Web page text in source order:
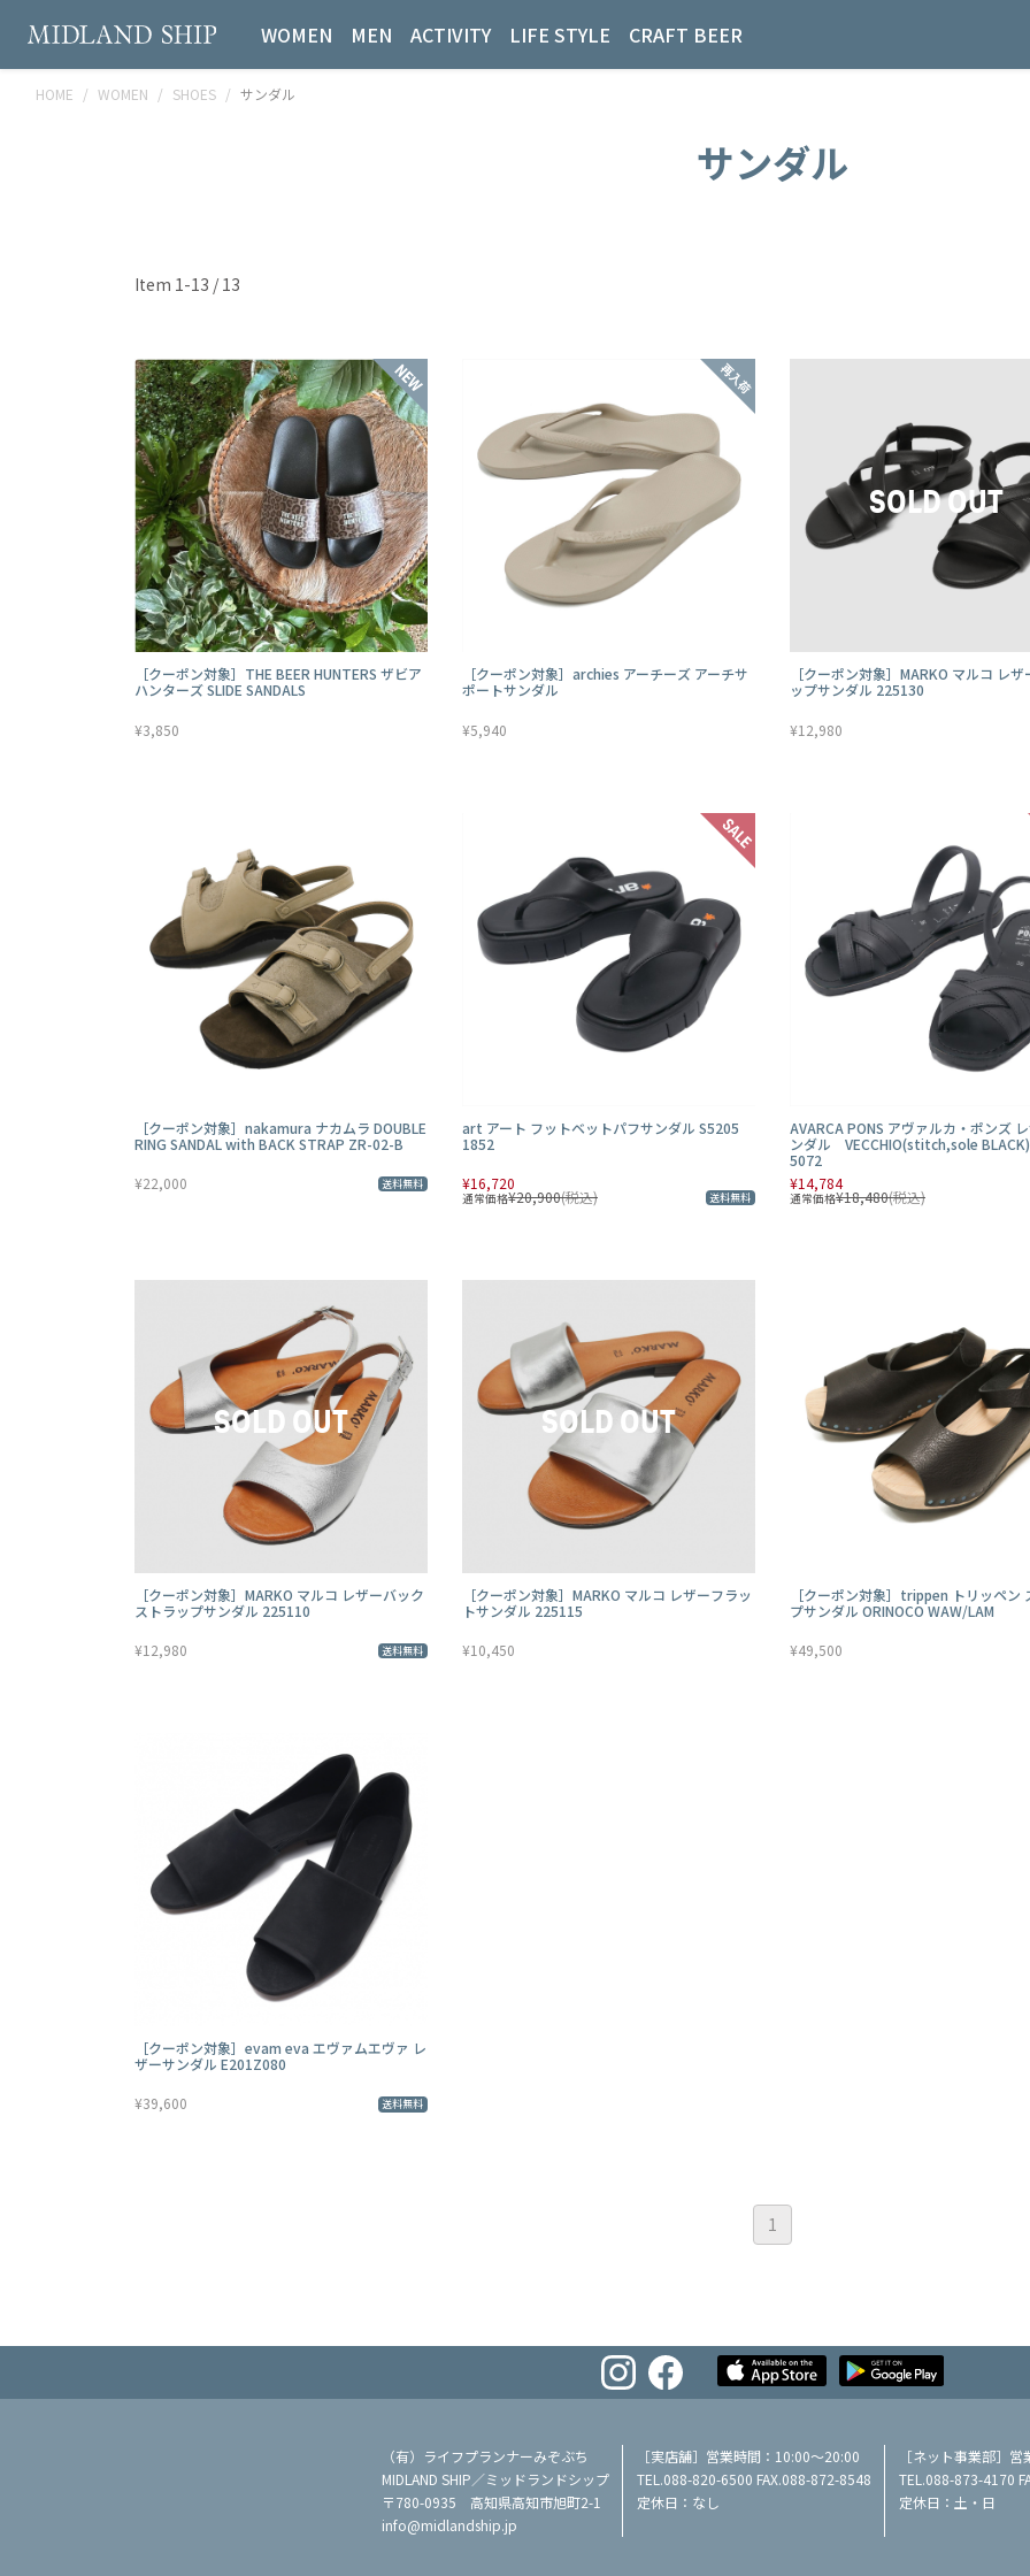
WOMEN MEN ACTIVITY LIFE STYLE CRAFT BEER
HOME WOMEN SHOES サンダル
サンダル
Item 1-13 / 13
［クーポン対象］THE BEER HUNTERS ザビア
ハンターズ SLIDE SANDALS
¥3,850
［クーポン対象］archies アーチーズ アーチサ
ポートサンダル
¥5,940
［クーポン対象］MARKO マルコ レザ
ップサンダル 225130
¥12,980
［クーポン対象］nakamura ナカムラ DOUBLE
RING SANDAL with BACK STRAP ZR-02-B
¥22,000 送料無料
art アート フットベットパフサンダル S5205
1852
¥16,720
通常価格¥20,900(税込) 送料無料
AVARCA PONS アヴァルカ・ポンズ
ンダル VECCHIO(stitch,sole
5072
¥14,784
通常価格¥18,480(税込)
［クーポン対象］MARKO マルコ レザーバック
ストラップサンダル 225110
¥12,980 送料無料
［クーポン対象］MARKO マルコ レザーフラッ
トサンダル 225115
¥10,450
［クーポン対象］trippen トリッペン
プサンダル ORINOCO WAW/LAM
¥49,500
［クーポン対象］evam eva エヴァムエヴァ レ
ザーサンダル E201Z080
¥39,600 送料無料
1
（有）ライフプランナーみぞぶち
MIDLAND SHIP／ミッドランドシップ
〒780-0935 高知県高知市旭町2-1
info@midlandship.jp
［実店舗］営業時間：10:00～20:00
TEL.088-820-6500 FAX.088-872-8548
定休日：なし
［ネット事業部］
TEL.088-873-4170
定休日：土・日